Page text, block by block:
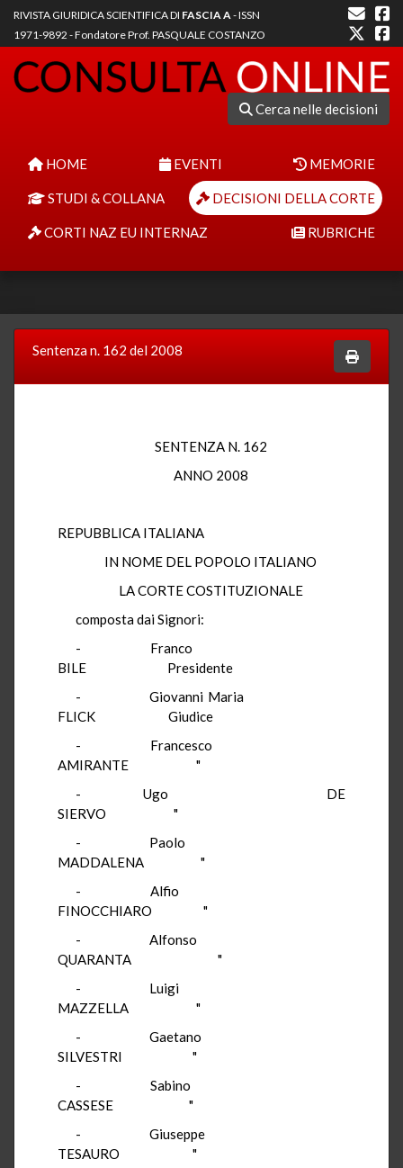
RIVISTA GIURIDICA SCIENTIFICA DI FASCIA A- ISSN
1971-9892 - Fondatore Prof. PASQUALE COSTANZO
Cerca nelle decisioni
HOME EVENTI MEMORIE
STUDI & COLLANA DECISIONI DELLA CORTE
CORTI NAZ EU INTERNAZ RUBRICHE
Sentenza n. 162 del 2008
SENTENZA N. 162
ANNO 2008
REPUBBLICA ITALIANA
IN NOME DEL POPOLO ITALIANO
LA CORTE COSTITUZIONALE
composta dai Signori:
- Franco
BILE Presidente
- Giovanni Maria
FLICK Giudice
- Francesco
AMIRANTE "
- Ugo DE
SIERVO "
- Paolo
MADDALENA "
- Alfio
FINOCCHIARO "
- Alfonso
QUARANTA "
- Luigi
MAZZELLA "
- Gaetano
SILVESTRI "
- Sabino
CASSESE "
- Giuseppe
TESAURO "